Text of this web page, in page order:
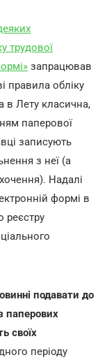
трудової
запрацював
правила обліку
в Лету класична,
паперової
записують
з неї (а
Надалі
формі в
реєстру
подавати до
паперових
своїх
періоду